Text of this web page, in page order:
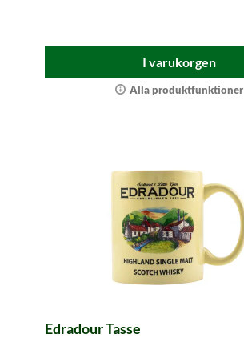
I varukorgen
Alla produktfunktioner
Edradour Tasse